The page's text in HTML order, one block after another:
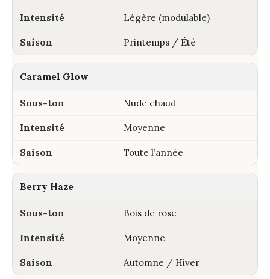
Légère (modulable)
Printemps / Été
Caramel Glow
Nude chaud
Moyenne
Toute l’année
Berry Haze
Bois de rose
Moyenne
Automne / Hiver